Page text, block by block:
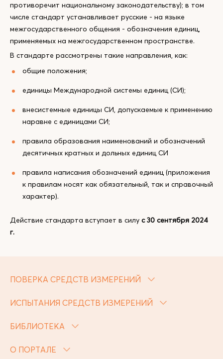
противоречит национальному законодательству); в том
числе стандарт устанавливает русские - на языке
межгосударственного общения - обозначения единиц,
применяемых на межгосударственном пространстве.
В стандарте рассмотрены такие направления, как:
общие положения;
единицы Международной системы единиц (СИ);
внесистемные единицы СИ, допускаемые к применению
наравне с единицами СИ;
правила образования наименований и обозначений
десятичных кратных и дольных единиц СИ
правила написания обозначений единиц (приложения
к правилам носят как обязательный, так и справочный
характер).
Действие стандарта вступает в силу с 30 сентября 2024
г.
ПОВЕРКА СРЕДСТВ ИЗМЕРЕНИЙ
ИСПЫТАНИЯ СРЕДСТВ ИЗМЕРЕНИЙ
БИБЛИОТЕКА
О ПОРТАЛЕ